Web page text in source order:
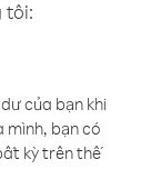
tôi:
của bạn khi
mình, bạn có
kỳ trên thế